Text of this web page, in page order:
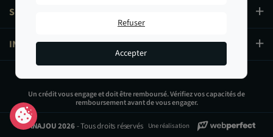
129,00 €
Ajouter au panier
SERVICES
INFORMATIONS
Un crédit vous engage et doit être remboursé. Vérifiez vos capacités de
remboursement avant de vous engager.
© PANAJOU 2026- Tous droits réservés Une réalisation
Refuser
Accepter